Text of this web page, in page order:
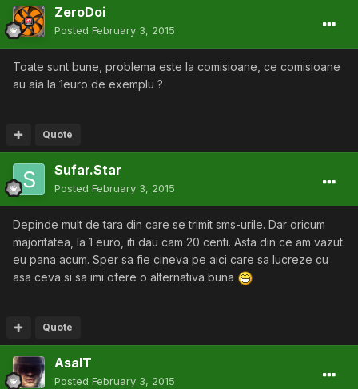
ZeroDoi
Posted February 3, 2015
Toate sunt bune, problema este la comisioane, ce comisioane
au aia la 1euro de exemplu ?
Quote
Sufar.Star
Posted February 3, 2015
Depinde mult de tara din care se trimit sms-urile. Dar oricum
majoritatea, la 1 euro, iti dau cam 20 centi. Asta din ce am vazut
eu pana acum. Sper sa fie cineva pe aici care sa lucreze cu
asa ceva si sa imi ofere o alternativa buna
Quote
AsalT
Posted February 3, 2015